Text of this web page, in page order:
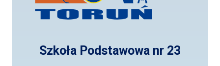
Szkoła Podstawowa nr 23